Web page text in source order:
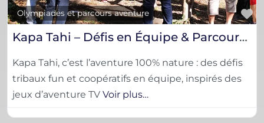
Olympiades et parcours aventure
Kapa Tahi – Défis en Équipe & Parcours Tribaux en Pleine Nature
Kapa Tahi, c’est l’aventure 100% nature : des défis
tribaux fun et coopératifs en équipe, inspirés des
jeux d’aventure TV Voir plus…